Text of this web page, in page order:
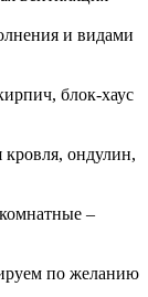
и видами
блок-хаус
ондулин,
–
по желанию